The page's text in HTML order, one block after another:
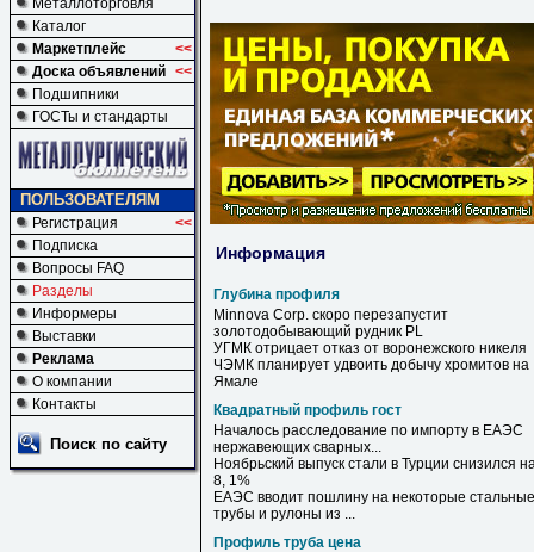
Металлоторговля
Каталог
Маркетплейс
<<
Доска объявлений <<
Подшипники
ГОСТы и стандарты
ПОЛЬЗОВАТЕЛЯМ
Регистрация
<<
Подписка
Вопросы FAQ
Разделы
Информеры
Выставки
Реклама
О компании
Контакты
Поиск по сайту
Информация
Глубина профиля
Minnova Corp. скоро перезапустит
золотодобывающий рудник PL
УГМК отрицает отказ от воронежского никеля
ЧЭМК планирует удвоить добычу хромитов на
Ямале
Квадратный профиль гост
Началось расследование по импорту в ЕАЭС
нержавеющих сварных...
Ноябрьский выпуск стали в Турции снизился
8, 1%
EАЭC вводит пошлину на некоторые стальные
трубы и рулоны из ...
Профиль труба цена